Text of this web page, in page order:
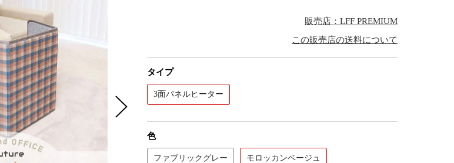
販売店：LFF PREMIUM
この販売店の送料について
タイプ
3面パネルヒーター
色
ファブリックグレー モロッカンベージュ